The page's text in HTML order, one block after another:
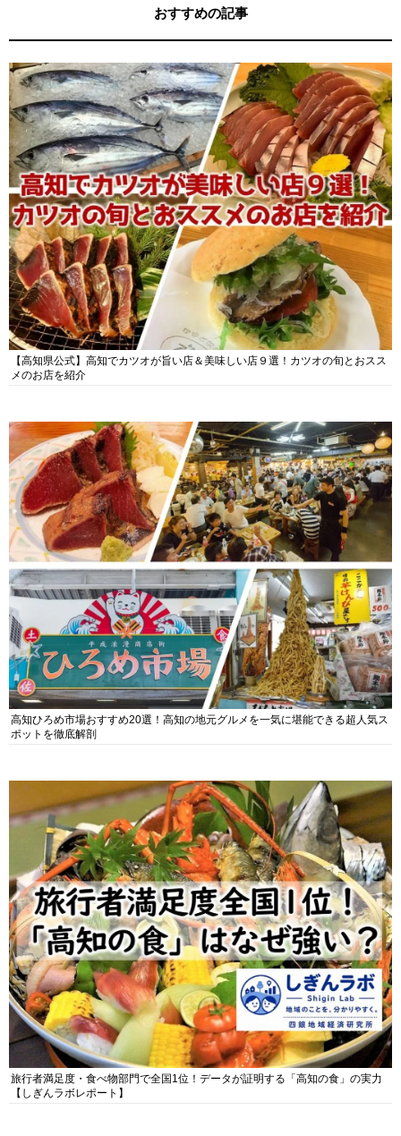
おすすめの記事
【高知県公式】高知でカツオが旨い店＆美味しい店９選！カツオの旬とおスス
メのお店を紹介
高知ひろめ市場おすすめ20選！高知の地元グルメを一気に堪能できる超人気ス
ポットを徹底解剖
旅行者満足度・食べ物部門で全国1位！データが証明する「高知の食」の実力
【しぎんラボレポート】